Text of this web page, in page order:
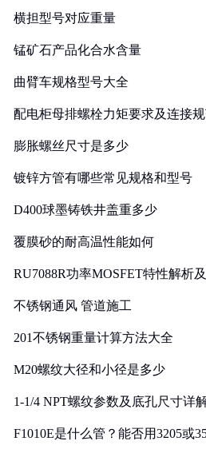
横担型号对应重量
锰矿石产品化合水含量
曲臂车规格型号大全
配电柜母排螺栓力矩要求及连接
膨胀螺丝尺寸是多少
镀锌方管有哪些常见规格和型号
D400球墨铸铁井盖重多少
覆膜砂的耐高温性能如何
RU7088R功率MOSFET特性解析
不锈钢通风 管道施工
201不锈钢重量计算方法大全
M20螺纹大径和小径是多少
1-1/4 NPT螺纹参数及底孔尺寸详
F1010E是什么管？能否用3205或